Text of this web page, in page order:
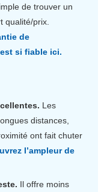
de trouver un
qualité/prix.
de
si fiable ici.
Les
distances,
ont fait chuter
l’ampleur de
Il offre moins